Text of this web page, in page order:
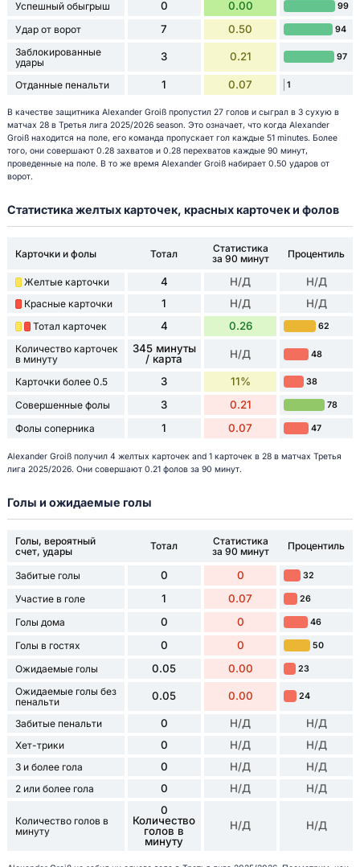
Успешный обыгрыш 0 0.00 99
Удар от ворот 7 0.50 94
Заблокированные
удары
3 0.21 97
Отданные пенальти 1 0.07 1
В качестве защитника Alexander Groiß пропустил 27 голов и сыграл в 3 сухую в
матчах 28 в Третья лига 2025/2026 season. Это означает, что когда Alexander
Groiß находится на поле, его команда пропускает гол каждые 51 minutes. Более
того, они совершают 0.28 захватов и 0.28 перехватов каждые 90 минут,
проведенные на поле. В то же время Alexander Groiß набирает 0.50 ударов от
ворот.
Статистика желтых карточек, красных карточек и фолов
Карточки и фолы Тотал
Статистика
за 90 минут
Процентиль
Желтые карточки 4 Н/Д Н/Д
Красные карточки 1 Н/Д Н/Д
Тотал карточек 4 0.26 62
Количество карточек
в минуту
345 минуты
/ карта
Н/Д 48
Карточки более 0.5 3 11% 38
Совершенные фолы 3 0.21 78
Фолы соперника 1 0.07 47
Alexander Groiß получил 4 желтых карточек and 1 карточек в 28 в матчах Третья
лига 2025/2026. Они совершают 0.21 фолов за 90 минут.
Голы и ожидаемые голы
Голы, вероятный
счет, удары
Тотал
Статистика
за 90 минут
Процентиль
Забитые голы 0 0 32
Участие в голе 1 0.07 26
Голы дома 0 0 46
Голы в гостях 0 0 50
Ожидаемые голы 0.05 0.00 23
Ожидаемые голы без
пенальти
0.05 0.00 24
Забитые пенальти 0 Н/Д Н/Д
Хет-трики 0 Н/Д Н/Д
3 и более гола 0 Н/Д Н/Д
2 или более гола 0 Н/Д Н/Д
Количество голов в
минуту
0
Количество
голов в
минуту
Н/Д Н/Д